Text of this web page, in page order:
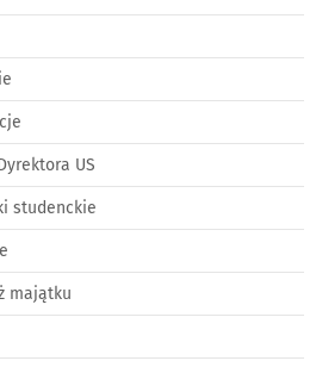
US
studenckie
majątku